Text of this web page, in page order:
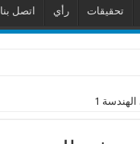
تحقيقات رأي اتصل بنا
1